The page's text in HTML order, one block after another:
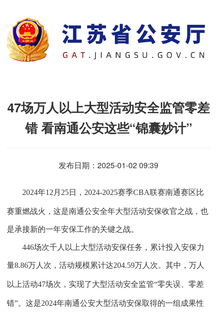
47场万人以上大型活动安全监管零差
错 看南通公安这些“锦囊妙计”
发布日期：2025-01-02 09:39
2024年12 月 25日， 2024-2025赛季CBA联赛南通赛区比
赛重燃战火，这是南通公安全年大型活动安保收官之战，也
是承接新的一年安保工作的关键之战。
446场次千人以上大型活动安保任务，累计投入安保力
量8.86万人次，活动规模累计达204.59万人次。其中，万人
以上活动47场次，实现了大型活动安全监管“零失误、零差
错”。这是2024年南通公安大型活动安保取得的一组成果性